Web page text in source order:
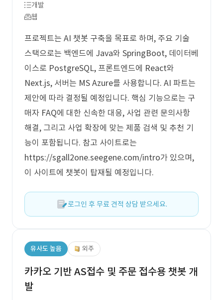
개발
웹
프로젝트는 AI 챗봇 구축을 목표로 하며, 주요 기술
스택으로는 백엔드에 Java와 SpringBoot, 데이터베
이스로 PostgreSQL, 프론트엔드에 React와
Next.js, 서버는 MS Azure를 사용합니다. AI 파트는
제안에 따라 결정될 예정입니다. 핵심 기능으로는 구
매자 FAQ에 대한 신속한 대응, 사업 관련 문의사항
해결, 그리고 사업 확장에 맞는 제품 검색 및 추천 기
능이 포함됩니다. 참고 사이트로는
https://sgall2one.seegene.com/intro가 있으며,
이 사이트에 챗봇이 탑재될 예정입니다.
로그인 후 무료 견적 상담 받으세요.
유사도 높음 외주
카카오 기반 AS접수 및 주문 접수용 챗봇 개
발